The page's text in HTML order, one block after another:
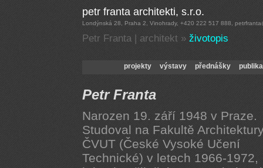
Petr Franta | architekt » životopis
Petr Franta
Narozen 19. září 1948 v Praze.
Studoval na Fakultě
ČVUT (České Vysoké Učení
Technické) v letech 1966-1972,